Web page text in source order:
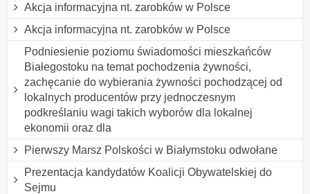
Akcja informacyjna nt. zarobków w Polsce
Akcja informacyjna nt. zarobków w Polsce
Podniesienie poziomu świadomości mieszkańców
Białegostoku na temat pochodzenia żywności,
zachęcanie do wybierania żywności pochodzącej od
lokalnych producentów przy jednoczesnym
podkreślaniu wagi takich wyborów dla lokalnej
ekonomii oraz dla
Pierwszy Marsz Polskości w Białymstoku odwołane
Prezentacja kandydatów Koalicji Obywatelskiej do
Sejmu